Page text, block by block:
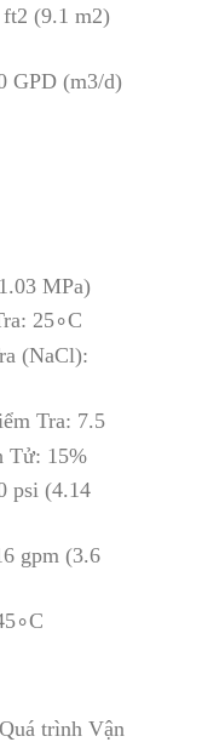
(9.1 m2)
GPD (m3/d)
MPa)
25∘C
(NaCl):
Tra: 7.5
Tử: 15%
psi (4.14
gpm (3.6
trình Vận